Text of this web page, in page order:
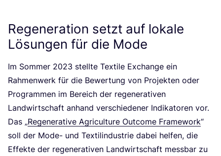
Regeneration setzt auf lokale
Lösungen für die Mode
Im Som­mer 2023 stell­te Tex­ti­le Exch­an­ge ein
Rah­men­werk für die Bewer­tung von Pro­jek­ten oder
Pro­gram­men im Bereich der rege­ne­ra­ti­ven
Land­wirt­schaft anhand ver­schie­de­ner Indi­ka­to­ren vor.
Das „Rege­ne­ra­ti­ve Agri­cul­tu­re Out­co­me Frame­work“
soll der Mode- und Tex­til­in­dus­trie dabei hel­fen, die
Effek­te der rege­ne­ra­ti­ven Land­wirt­schaft mess­bar zu